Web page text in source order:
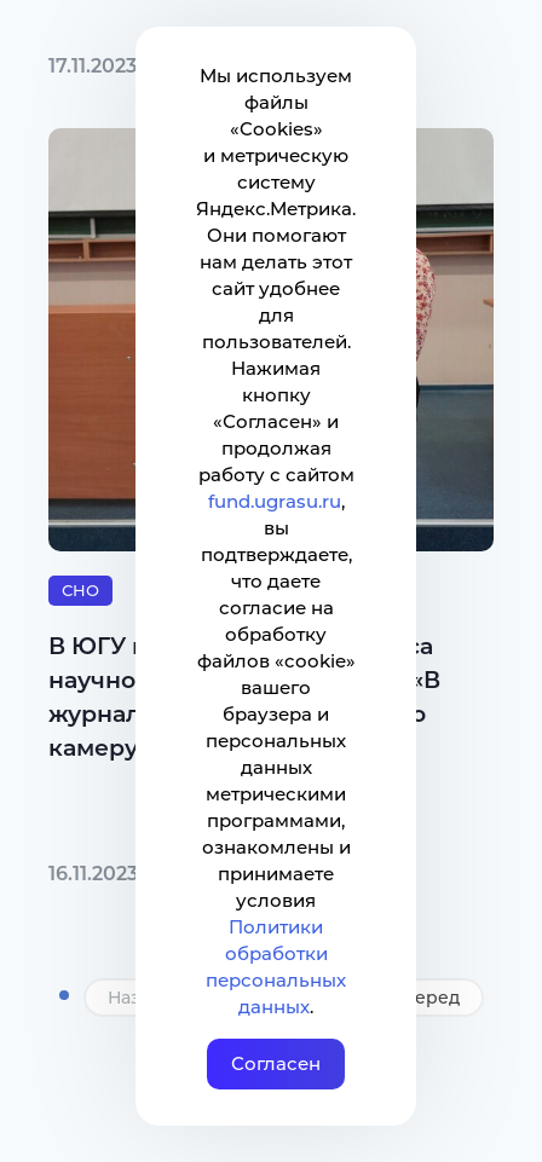
Мы используем
файлы
«Cookies»
и метрическую
систему
Яндекс.Метрика.
Они помогают
нам делать этот
сайт удобнее
для
пользователей.
Нажимая
кнопку
«Согласен» и
продолжая
работу с сайтом
fund.ugrasu.ru,
вы
подтверждаете,
что даете
согласие на
обработку
файлов «cookie»
вашего
браузера и
персональных
данных
метрическими
программами,
ознакомлены и
принимаете
условия
Политики
обработки
персональных
данных.
Согласен
17.11.2023
СНО
В ЮГУ подвели итоги конкурса
научно-популярных роликов «В
журналисты я б пошёл, только
камеру верните»
16.11.2023
Назад Вперед